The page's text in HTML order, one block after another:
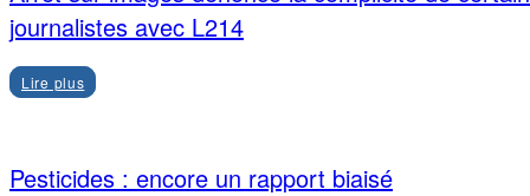
journalistes avec L214
Lire plus
Pesticides : encore un rapport biaisé